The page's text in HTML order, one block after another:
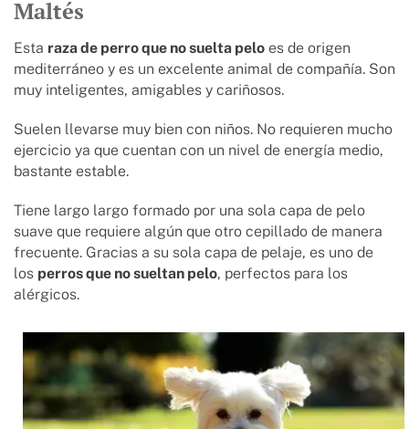
Maltés
Esta raza de perro que no suelta pelo es de origen
mediterráneo y es un excelente animal de compañía. Son
muy inteligentes, amigables y cariñosos.
Suelen llevarse muy bien con niños. No requieren mucho
ejercicio ya que cuentan con un nivel de energía medio,
bastante estable.
Tiene largo largo formado por una sola capa de pelo
suave que requiere algún que otro cepillado de manera
frecuente. Gracias a su sola capa de pelaje, es uno de
los perros que no sueltan pelo, perfectos para los
alérgicos.